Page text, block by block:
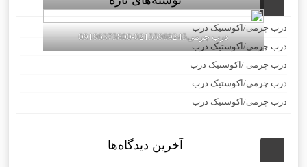
درب چرمی02155969245-09196375800
درب چرمی/اکوستیک درب
درب چرمی/اکوستیک درب
درب چرمی /اکوستیک درب
درب چرمی/اکوستیک درب
درب چرمی/اکوستیک درب
آخرین دیدگاه‌ها